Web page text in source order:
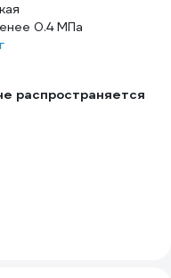
0.4 МПа
распространяется